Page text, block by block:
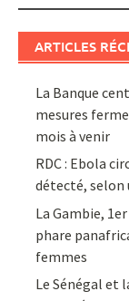
ARTICLES
La Banque
mesures
mois à venir
RDC : Ebola
détecté, selon
La Gambie,
phare
femmes
Le Sénégal et